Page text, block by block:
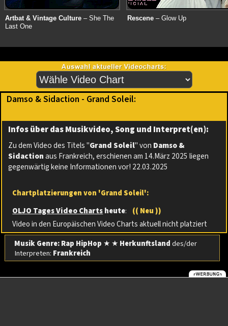
Artbat & Vintage Culture – She The
Last One
Rescene – Glow Up
Damso & Sidaction - Grand Soleil:
Infos über das Musikvideo, Song und Interpret(en):
Zu dem Video des Titels "Grand Soleil" von Damso &
Sidactionaus Frankreich, erschienen am 14.März 2025 liegen
gegenwärtig keine Informationen vor! 22.03.2025
Chartplatzierungen von 'Grand Soleil':
OLJO Tages Video Chartsheute:
(( Neu ))
Video in den Europäischen Video Charts aktuell nicht platziert
Musik Genre: Rap HipHop ★ ★ Herkunftslanddes/der
Interpreten: Frankreich